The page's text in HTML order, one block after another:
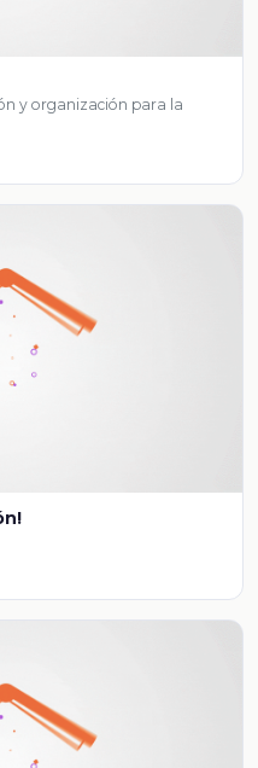
y organización para la